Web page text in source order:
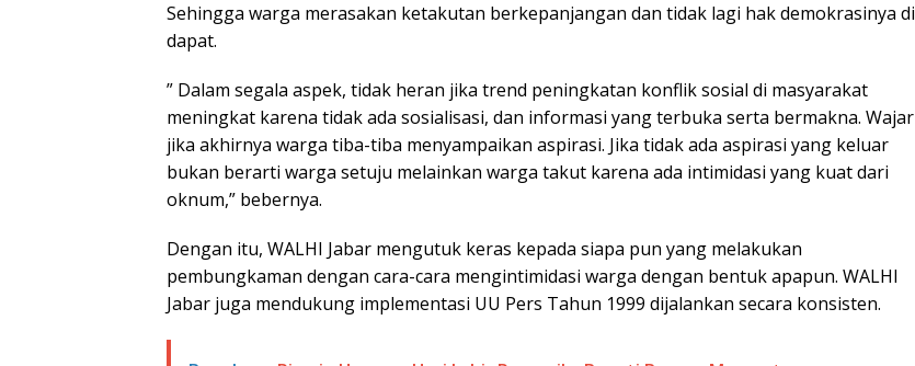
Sehingga warga merasakan ketakutan berkepanjangan dan tidak lagi hak demokrasinya di
dapat.
” Dalam segala aspek, tidak heran jika trend peningkatan konflik sosial di masyarakat
meningkat karena tidak ada sosialisasi, dan informasi yang terbuka serta bermakna. Wajar
jika akhirnya warga tiba-tiba menyampaikan aspirasi. Jika tidak ada aspirasi yang keluar
bukan berarti warga setuju melainkan warga takut karena ada intimidasi yang kuat dari
oknum,” bebernya.
Dengan itu, WALHI Jabar mengutuk keras kepada siapa pun yang melakukan
pembungkaman dengan cara-cara mengintimidasi warga dengan bentuk apapun. WALHI
Jabar juga mendukung implementasi UU Pers Tahun 1999 dijalankan secara konsisten.